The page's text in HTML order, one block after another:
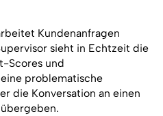
Kundenanfragen
sieht in Echtzeit die
Scores und
problematische
die Konversation an einen